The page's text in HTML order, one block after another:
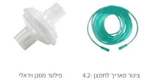
פילטר מסנן ויראלי
צינור מאריך לחמצן -4.2